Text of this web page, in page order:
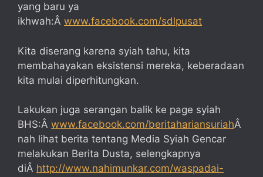
yang baru ya
ikhwah:Â www.facebook.com/sdlpusat
Kita diserang karena syiah tahu, kita
membahayakan eksistensi mereka, keberadaan
kita mulai diperhitungkan.
Lakukan juga serangan balik ke page syiah
BHS:Â www.facebook.com/beritahariansuriahÂ
nah lihat berita tentang Media Syiah Gencar
melakukan Berita Dusta, selengkapnya
diÂ http://www.nahimunkar.com/waspadai-